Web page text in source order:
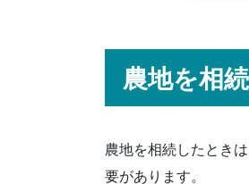
農地を相
農地を相続したとき
要があります。